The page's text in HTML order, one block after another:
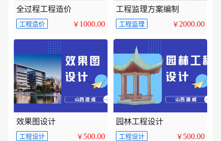
全过程工程造价
工程造价 ￥ 1000.00
工程监理方案编制
工程监理 ￥ 2000.00
效果图设计
工程设计 ￥ 500.00
园林工程设计
工程设计 ￥ 500.00